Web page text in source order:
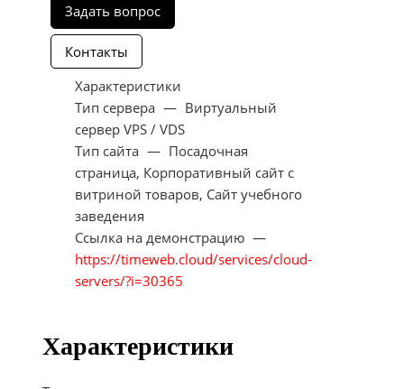
Характеристики
Тип сервера — Виртуальный
сервер VPS / VDS
Тип сайта — Посадочная
страница, Корпоративный сайт с
витриной товаров, Сайт учебного
заведения
Ссылка на демонстрацию —
https://timeweb.cloud/services/cloud-
servers/?i=30365
Характеристики